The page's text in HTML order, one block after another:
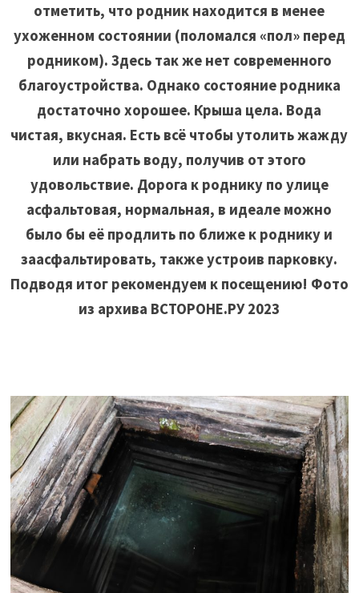
отметить, что родник находится в менее
ухоженном состоянии (поломался «пол» перед
родником). Здесь так же нет современного
благоустройства. Однако состояние родника
достаточно хорошее. Крыша цела. Вода
чистая, вкусная. Есть всё чтобы утолить жажду
или набрать воду, получив от этого
удовольствие. Дорога к роднику по улице
асфальтовая, нормальная, в идеале можно
было бы её продлить по ближе к роднику и
заасфальтировать, также устроив парковку.
Подводя итог рекомендуем к посещению! Фото
из архива ВСТОРОНЕ.РУ 2023